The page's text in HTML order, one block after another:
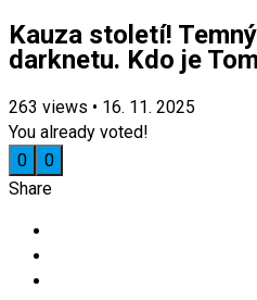
Kauza století!
darknetu. Kdo je
263 views • 16. 11. 2025
You already voted!
0
0
Share